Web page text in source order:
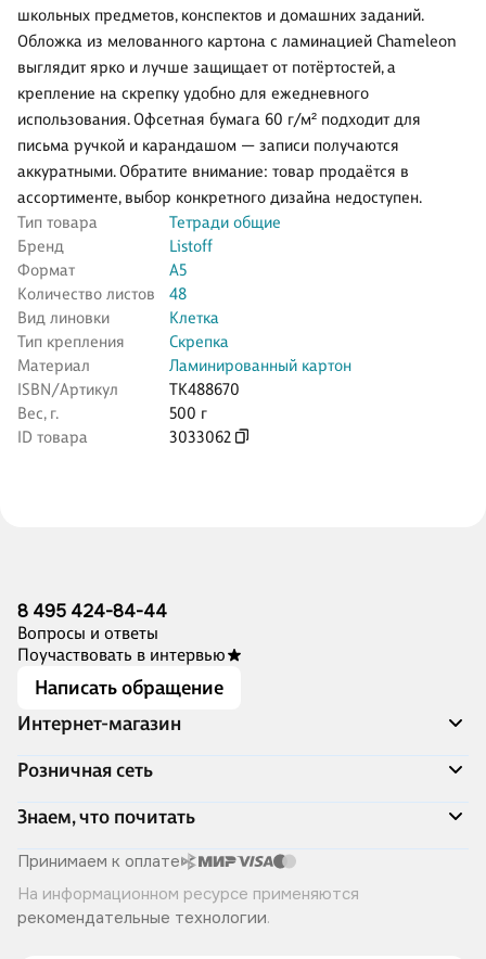
школьных предметов, конспектов и домашних заданий.
Обложка из мелованного картона с ламинацией Chameleon
выглядит ярко и лучше защищает от потёртостей, а
крепление на скрепку удобно для ежедневного
использования. Офсетная бумага 60 г/м² подходит для
письма ручкой и карандашом — записи получаются
аккуратными. Обратите внимание: товар продаётся в
ассортименте, выбор конкретного дизайна недоступен.
Тип товара
Тетради общие
Бренд
Listoff
Формат
А5
Количество листов
48
Вид линовки
Клетка
Тип крепления
Скрепка
Материал
Ламинированный картон
ISBN/Артикул
ТК488670
Вес, г.
500 г
ID товара
3033062
8 495 424-84-44
Вопросы и ответы
Поучаствовать в интервью
Написать обращение
Интернет-магазин
Акции
Доставка и оплата
Программа лояльности
Подарочные сертификаты
Правила продажи
Политика конфиденциальности
Розничная сеть
Адреса магазинов
Книжный Дозор
О компании
Читай-город для бизнеса
Хотите у нас работать?
Знаем, что почитать
Скоро в продаже
Лучшие из лучших
Читай-журнал
Принимаем к оплате
На информационном ресурсе применяются
рекомендательные технологии.